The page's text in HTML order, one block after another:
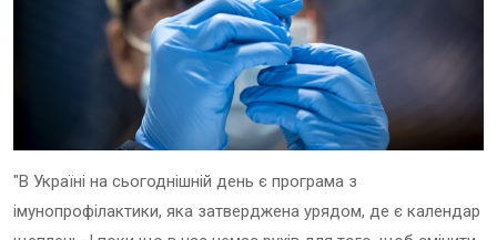
"В Україні на сьогоднішній день є програма з
імунопрофілактики, яка затверджена урядом, де є календар